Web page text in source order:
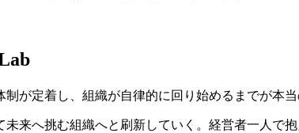
が定着し、組織が自律的に回り始めるまでが本当
来へ挑む組織へと刷新していく。経営者一人で